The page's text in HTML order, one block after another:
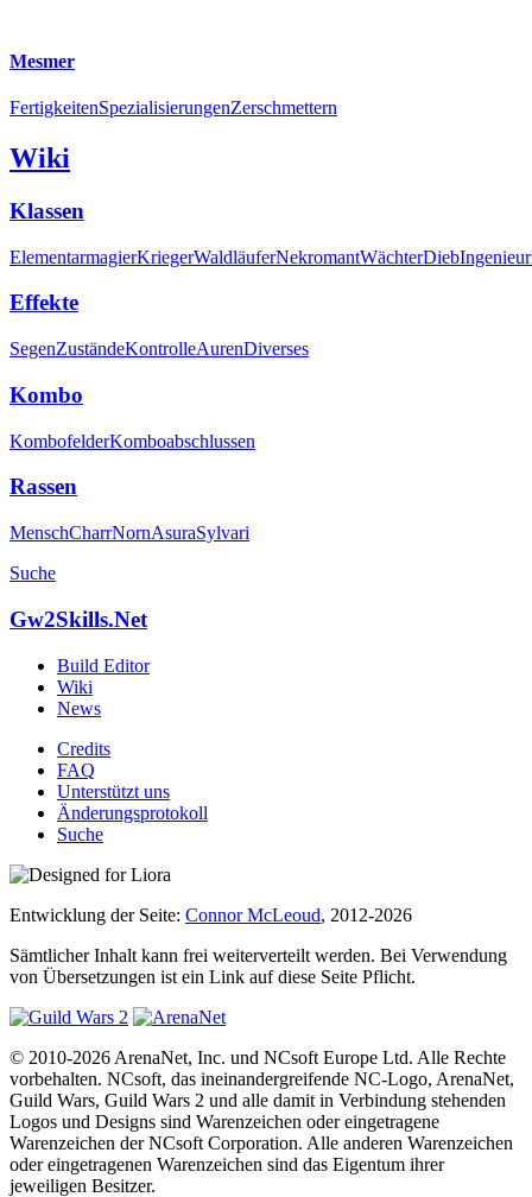
Mesmer
FertigkeitenSpezialisierungenZerschmettern
Wiki
Klassen
ElementarmagierKriegerWaldläuferNekromantWächterDiebIngenieur
Effekte
SegenZuständeKontrolleAurenDiverses
Kombo
KombofelderKomboabschlussen
Rassen
MenschCharrNornAsuraSylvari
Suche
Gw2Skills.Net
Build Editor
Wiki
News
Credits
FAQ
Unterstützt uns
Änderungsprotokoll
Suche
Entwicklung der Seite: Connor McLeoud, 2012-2026
Sämtlicher Inhalt kann frei weiterverteilt werden. Bei Verwendung
von Übersetzungen ist ein Link auf diese Seite Pflicht.
© 2010-2026 ArenaNet, Inc. und NCsoft Europe Ltd. Alle Rechte
vorbehalten. NCsoft, das ineinandergreifende NC-Logo, ArenaNet,
Guild Wars, Guild Wars 2 und alle damit in Verbindung stehenden
Logos und Designs sind Warenzeichen oder eingetragene
Warenzeichen der NCsoft Corporation. Alle anderen Warenzeichen
oder eingetragenen Warenzeichen sind das Eigentum ihrer
jeweiligen Besitzer.